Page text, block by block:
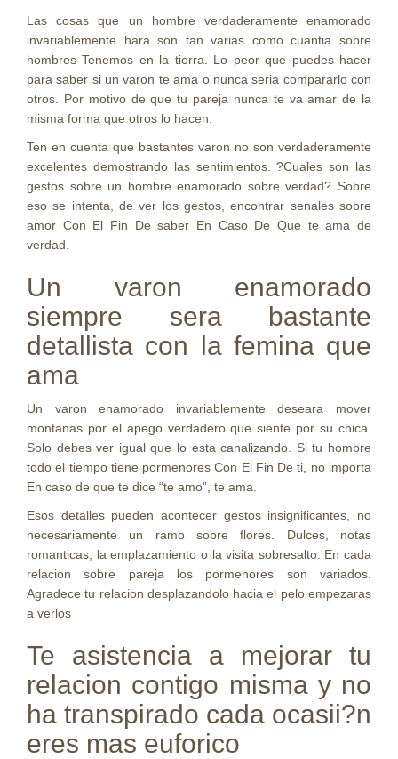
Las cosas que un hombre verdaderamente enamorado
invariablemente hara son tan varias como cuanti­a sobre
hombres Tenemos en la tierra. Lo peor que puedes hacer
para saber si un varon te ama o nunca seri­a compararlo con
otros. Por motivo de que tu pareja nunca te va amar de la
misma forma que otros lo hacen.
Ten en cuenta que bastantes varon no son verdaderamente
excelentes demostrando las sentimientos. ?Cuales son las
gestos sobre un hombre enamorado sobre verdad? Sobre
eso se intenta, de ver los gestos, encontrar senales sobre
amor Con El Fin De saber En Caso De Que te ama de
verdad.
Un varon enamorado
siempre sera bastante
detallista con la femina que
ama
Un varon enamorado invariablemente deseara mover
montanas por el apego verdadero que siente por su chica.
Solo debes ver igual que lo esta canalizando. Si tu hombre
todo el tiempo tiene pormenores Con El Fin De ti, no importa
En caso de que te dice “te amo”, te ama.
Esos detalles pueden acontecer gestos insignificantes, no
necesariamente un ramo sobre flores. Dulces, notas
romanticas, la emplazamiento o la visita sobresalto. En cada
relacion sobre pareja los pormenores son variados.
Agradece tu relacion desplazandolo hacia el pelo empezaras
a verlos
Te asistencia a mejorar tu
relacion contigo misma y no
ha transpirado cada ocasii?n
eres mas euforico